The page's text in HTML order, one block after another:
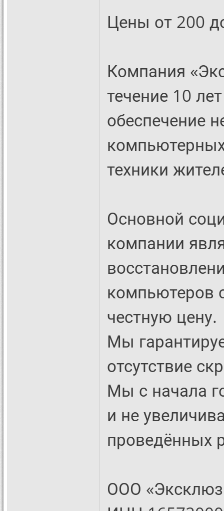
Цены от 200
Компания
течение 10
обеспечение
техники
Основной
компании
компьютеров
честную цену.
Мы
отсутствие
Мы с начала
и не
проведённых
ООО